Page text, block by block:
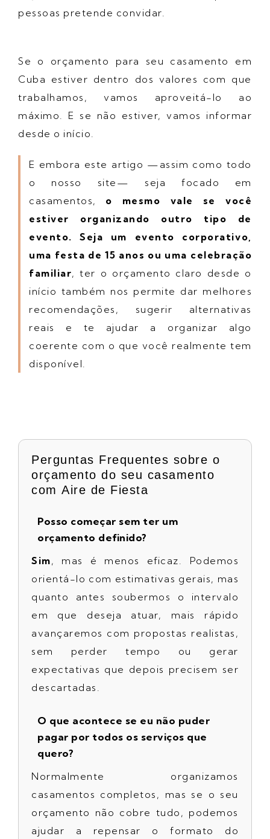
pessoas pretende convidar.
Se o orçamento para seu casamento em
Cuba estiver dentro dos valores com que
trabalhamos, vamos aproveitá-lo ao
máximo. E se não estiver, vamos informar
desde o início.
E embora este artigo —assim como todo
o nosso site— seja focado em
casamentos, o mesmo vale se você
estiver organizando outro tipo de
evento.
Seja um evento corporativo,
uma festa de 15 anos ou uma celebração
familiar, ter o orçamento claro desde o
início também nos permite dar melhores
recomendações, sugerir alternativas
reais e te ajudar a organizar algo
coerente com o que você realmente tem
disponível.
Perguntas Frequentes sobre o
orçamento do seu casamento
com Aire de Fiesta
Posso começar sem ter um
orçamento definido?
Sim, mas é menos eficaz. Podemos
orientá-lo com estimativas gerais, mas
quanto antes soubermos o intervalo
em que deseja atuar, mais rápido
avançaremos com propostas realistas,
sem perder tempo ou gerar
expectativas que depois precisem ser
descartadas.
O que acontece se eu não puder
pagar por todos os serviços que
quero?
Normalmente organizamos
casamentos completos, mas se o seu
orçamento não cobre tudo, podemos
ajudar a repensar o formato do